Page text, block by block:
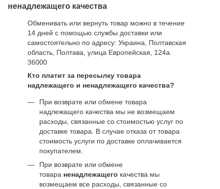
ненадлежащего качества
Обменивать или вернуть товар можно в течение
14 дней с помощью службы доставки или
самостоятельно по адресу: Украина, Полтавская
область, Полтава, улица Европейская, 124а.
36000
Кто платит за пересылку товара
надлежащего и ненадлежащего качества?
При возврате или обмене товара
надлежащего качества мы не возмещаем
расходы, связанные со стоимостью услуг по
доставке товара. В случае отказа от товара
стоимость услуги по доставке оплачивается
покупателем.
При возврате или обмене
товара ненадлежащего качества мы
возмещаем все расходы, связанные со